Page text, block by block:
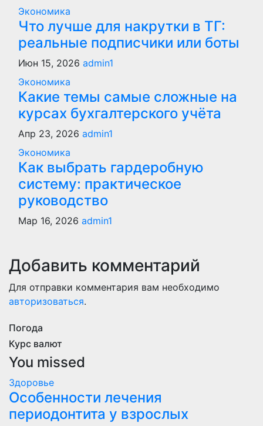
Экономика
Что лучше для накрутки в ТГ:
реальные подписчики или боты
Июн 15, 2026 admin1
Экономика
Какие темы самые сложные на
курсах бухгалтерского учёта
Апр 23, 2026 admin1
Экономика
Как выбрать гардеробную
систему: практическое
руководство
Мар 16, 2026 admin1
Добавить комментарий
Для отправки комментария вам необходимо
авторизоваться.
Погода
Курс валют
You missed
Здоровье
Особенности лечения
периодонтита у взрослых